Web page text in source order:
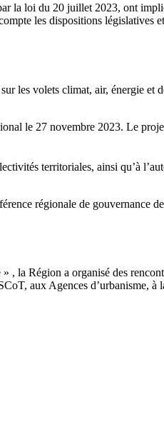
la loi du 20 juillet 2023, ont
les dispositions législatives
les volets climat, air, énergie et
le 27 novembre 2023. Le
territoriales, ainsi qu’à
régionale de gouvernance
la Région a organisé des
aux Agences